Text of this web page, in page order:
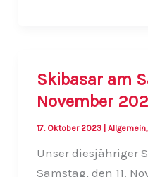
Skibasar am
November
17. Oktober 2023 Allgemein,
Unser diesjähriger
Samstag, den 11.